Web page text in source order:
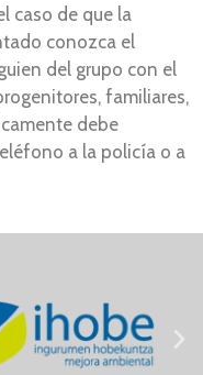
caso de que la
conozca el
del grupo con el
familiares,
debe
a la policía o a